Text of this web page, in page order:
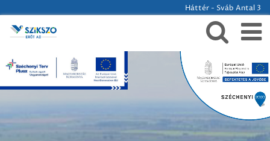
Háttér - Sváb Antal 3